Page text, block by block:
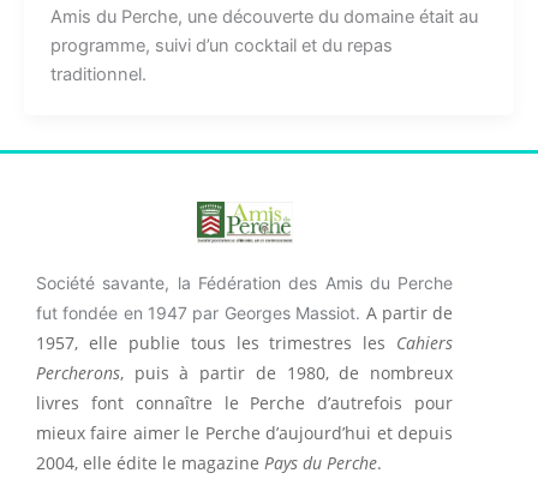
Amis du Perche, une découverte du domaine était au
programme, suivi d’un cocktail et du repas
traditionnel.
Société savante, la Fédération des Amis du Perche
fut fondée en 1947 par Georges Massiot. A partir de
1957, elle publie tous les trimestres les Cahiers
Percherons, puis à partir de 1980, de nombreux
livres font connaître le Perche d’autrefois pour
mieux faire aimer le Perche d’aujourd’hui et depuis
2004, elle édite le magazine Pays du Perche.